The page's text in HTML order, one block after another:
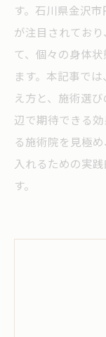
す。石川県金沢
が注目されてお
て、個々の身体
ます。本記事で
え方と、施術選
辺で期待できる
る施術院を見極
入れるための実
す。